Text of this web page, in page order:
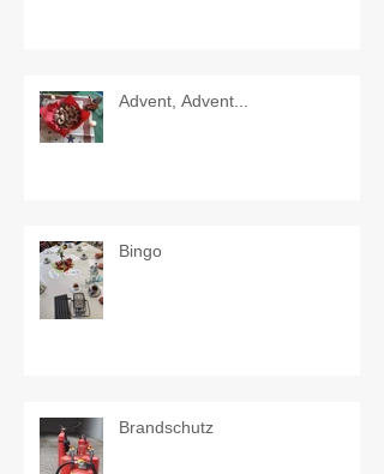
Advent, Advent...
Bingo
Brandschutz